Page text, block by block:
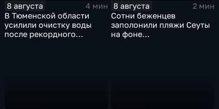
8 августа
4 мин
В Тюменской области
усилили очистку воды
после рекордного
8 августа
2 мин
Сотни беженцев
заполонили пляжи Сеуты
на фоне